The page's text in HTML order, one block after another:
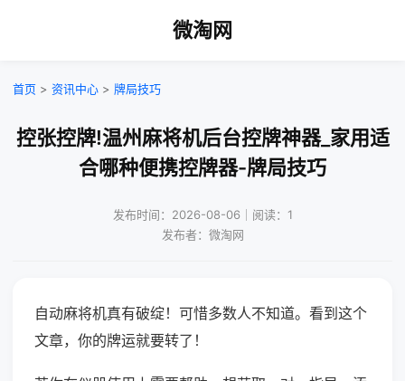
微淘网
首页 > 资讯中心 > 牌局技巧
控张控牌!温州麻将机后台控牌神器_家用适
合哪种便携控牌器-牌局技巧
发布时间：2026-08-06｜阅读：1
发布者：微淘网
自动麻将机真有破绽！可惜多数人不知道。看到这个
文章，你的牌运就要转了！